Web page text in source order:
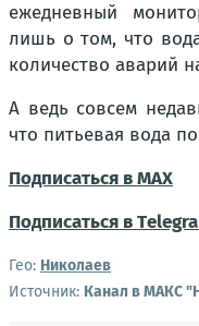
ежедневный
лишь о том, что
количество аварий
А ведь совсем
что питьевая вода
Подписаться в МАХ
Подписаться в
Гео: Николаев
Источник: Канал в МАКС